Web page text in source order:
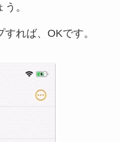
。
れば、OKです。